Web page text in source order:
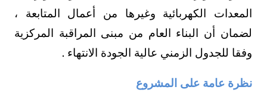
المعدات الكهربائية وغيرها من أعمال المتابعة ،
لضمان أن البناء العام من مبنى المراقبة المركزية
وفقا للجدول الزمني عالية الجودة الانتهاء .
نظرة عامة على المشروع